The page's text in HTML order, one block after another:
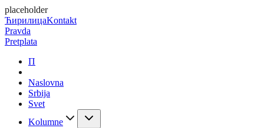
placeholder
ЋирилицаKontakt
Pravda
Pretplata
П
Naslovna
Srbija
Svet
Kolumne